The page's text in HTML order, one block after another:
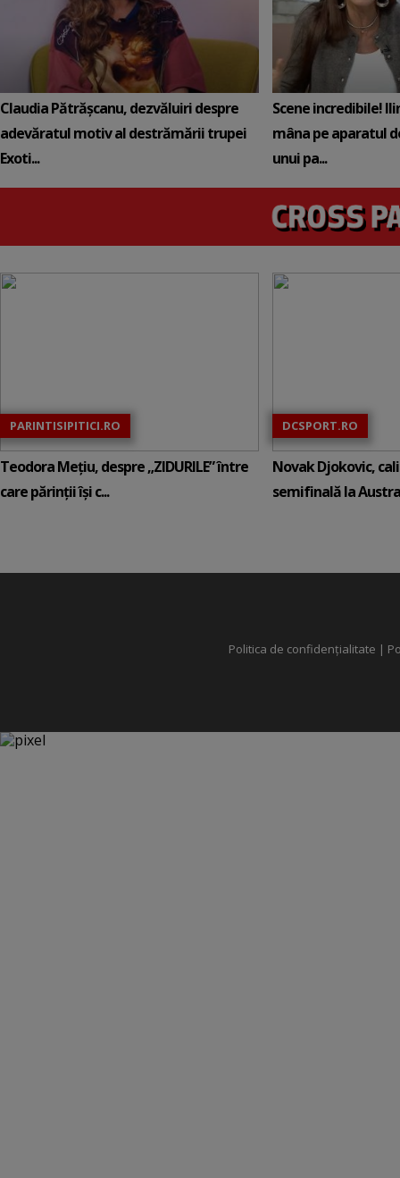
Claudia Pătrășcanu, dezvăluiri despre
adevăratul motiv al destrămării trupei
Exoti...
Scene incredibile!
mâna pe aparatul
unui pa...
PARINTISIPITICI.RO
Teodora Mețiu, despre „ZIDURILE” între
care părinții își c...
DCSPORT.RO
Novak Djokovic,
semifinală la
Politica de confidențialitate |